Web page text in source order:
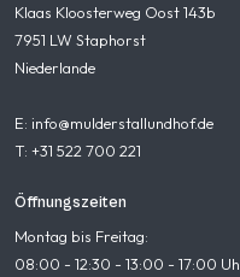
Klaas Kloosterweg Oost 143b
7951 LW Staphorst
Niederlande
E: info@mulderstallundhof.de
T: +31 522 700 221
Öffnungszeiten
Montag bis Freitag:
08:00 - 12:30 - 13:00 - 17:00